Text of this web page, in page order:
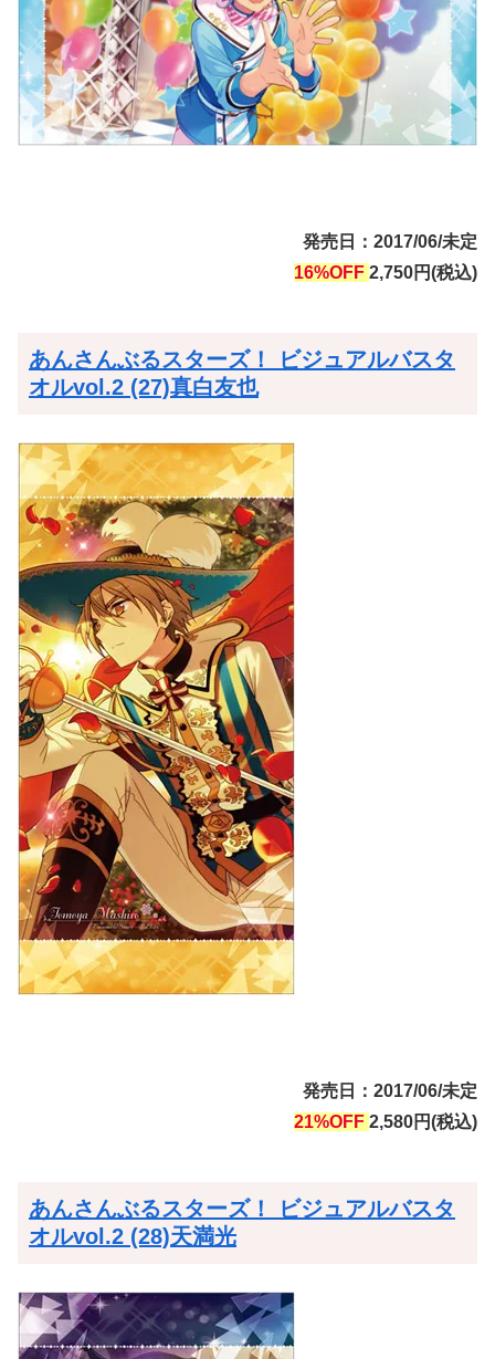
発売日：2017/06/未定
16%OFF 2,750円(税込)
あんさんぶるスターズ！ ビジュアルバスタ
オルvol.2 (27)真白友也
発売日：2017/06/未定
21%OFF 2,580円(税込)
あんさんぶるスターズ！ ビジュアルバスタ
オルvol.2 (28)天満光